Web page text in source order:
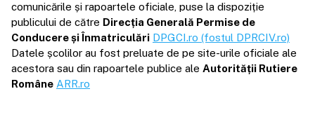
comunicările și rapoartele oficiale, puse la dispoziție
publicului de către Direcția Generală Permise de
Conducere și Înmatriculări DPGCI.ro (fostul DPRCIV.ro)
Datele școlilor au fost preluate de pe site-urile oficiale ale
acestora sau din rapoartele publice ale Autorității Rutiere
Române ARR.ro